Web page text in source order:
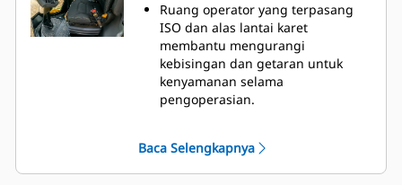
Ruang operator yang terpasang
ISO dan alas lantai karet
membantu mengurangi
kebisingan dan getaran untuk
kenyamanan selama
pengoperasian.
digunakan dan tampilan besar
memberikan informasi mengenai
Baca Selengkapnya